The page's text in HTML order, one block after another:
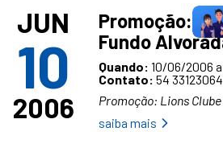
JUN
10
2006
Promoção:
Fundo
Quando: 10/06/2006
Contato: 54 33123064
Promoção: Lions
saiba mais